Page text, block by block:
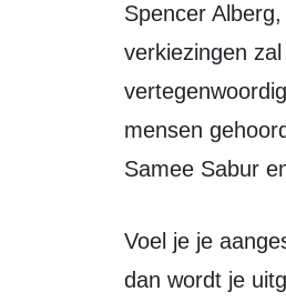
Spencer Alberg, 22 jaar, de Flevolandse D66 kandidaat voor de 2e kamer
verkiezingen
mensen
Samee Sabur
Voel je je aangesproken om mee de schouders onder jouw toekomst te zetten
dan wordt je